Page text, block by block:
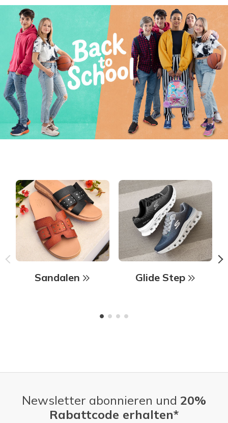
Sandalen Glide Step
Newsletter abonnieren und 20%
Rabattcode erhalten*